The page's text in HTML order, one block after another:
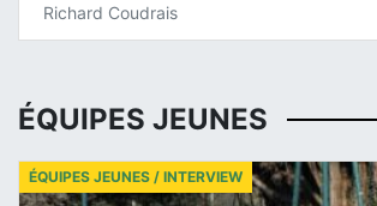
Richard Coudrais
ÉQUIPES JEUNES
ÉQUIPES JEUNES / INTERVIEW